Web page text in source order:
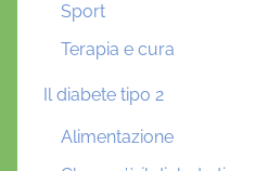
Sport
Terapia e cura
Il diabete tipo 2
Alimentazione